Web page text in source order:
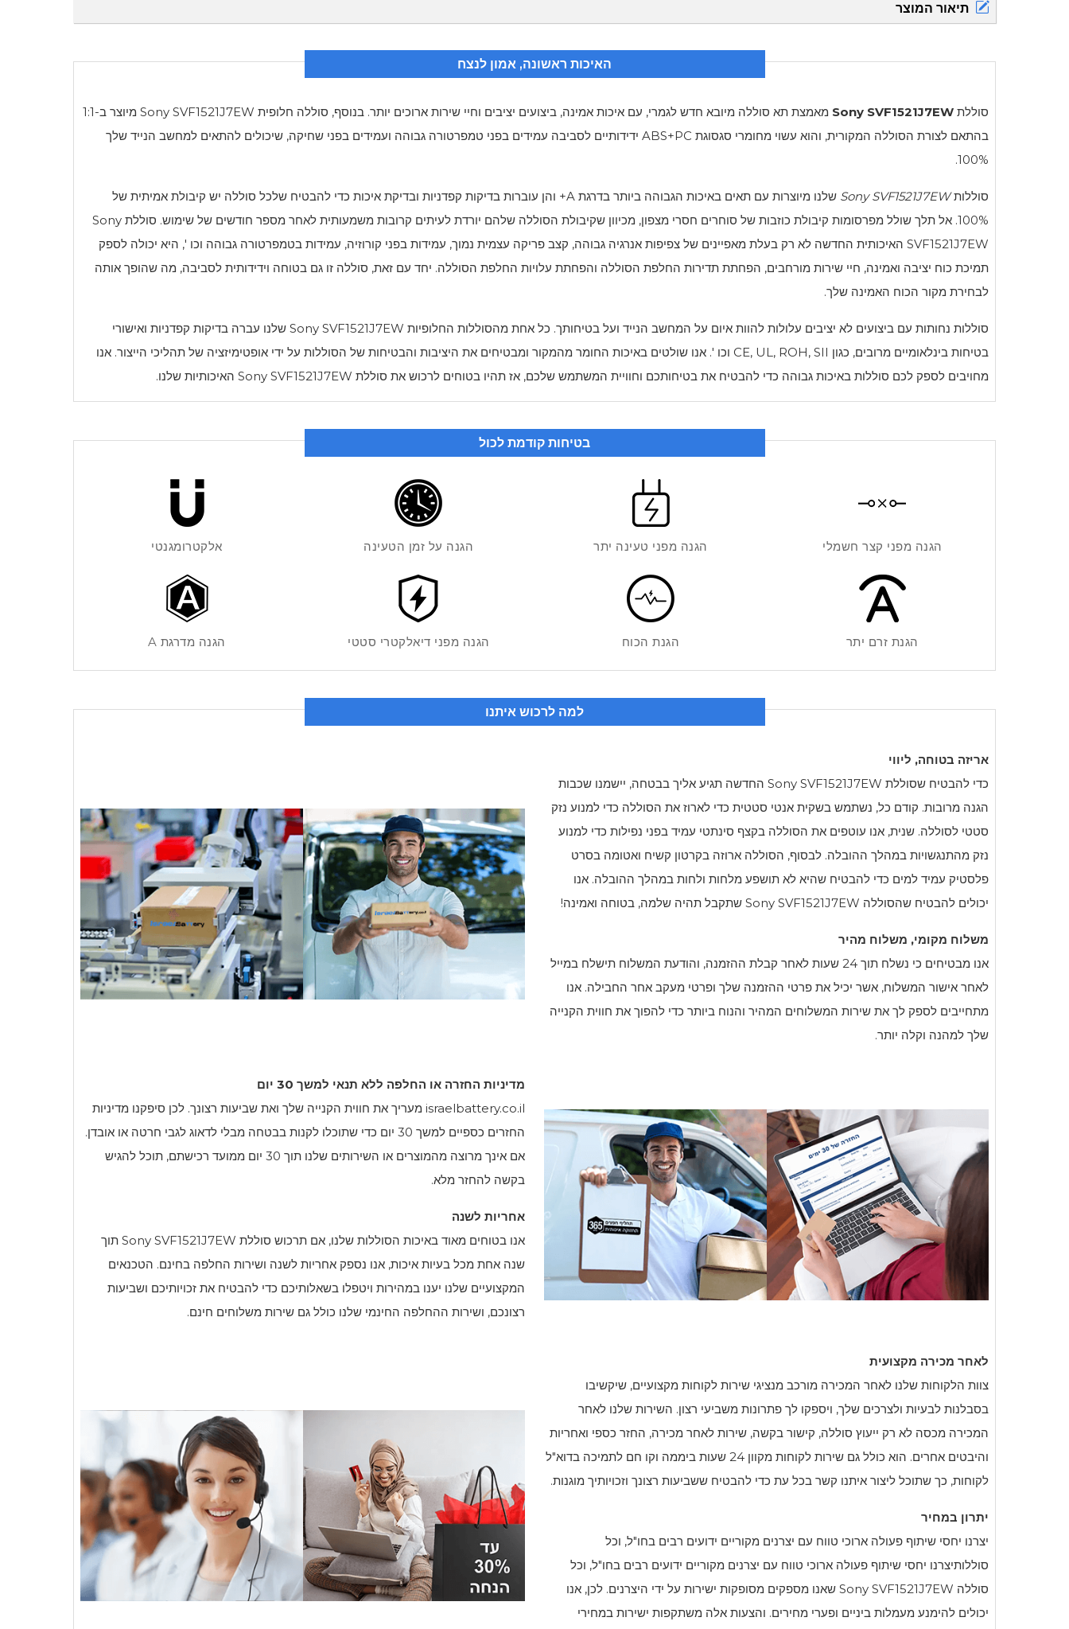
תיאור המוצר
האיכות ראשונה, אמון לנצח
סוללת Sony SVF1521J7EW מאמצת תא סוללה מיובא חדש לגמרי, עם איכות אמינה, ביצועים יציבים וחיי שירות ארוכים יותר. בנוסף, סוללה חלופית Sony SVF1521J7EW
מיוצר ב-1:1
בהתאם לצורת הסוללה המקורית, והוא עשוי מחומרי סגסוגת ABS+PC ידידותיים לסביבה עמידים בפני טמפרטורה גבוהה ועמידים בפני שחיקה, שיכולים להתאים למחשב הנייד שלך
100%.
סוללותSony SVF1521J7EW
שלנו מיוצרות עם תאים באיכות הגבוהה ביותר בדרגת A+ והן עוברות בדיקות קפדניות ובדיקת איכות כדי להבטיח שלכל סוללה יש קיבולת אמיתית של
100%. אל תלך שולל מפרסומות קיבולת כוזבות של סוחרים חסרי מצפון, מכיוון שקיבולת הסוללה שלהם יורדת לעיתים קרובות משמעותית לאחר מספר חודשים של שימוש. סוללת
Sony
SVF1521J7EW האיכותית החדשה לא רק בעלת מאפיינים של צפיפות אנרגיה גבוהה, קצב פריקה עצמית נמוך, עמידות בפני קורוזיה, עמידות בטמפרטורה גבוהה וכו ', היא יכולה לספק
תמיכת כוח יציבה ואמינה, חיי שירות מורחבים, הפחתת תדירות החלפת הסוללה והפחתת עלויות החלפת הסוללה. יחד עם זאת, סוללה זו גם בטוחה וידידותית לסביבה, מה שהופך אותה
לבחירת מקור הכוח האמינה שלך.
סוללות נחותות עם ביצועים לא יציבים עלולות להוות איום על המחשב הנייד ועל בטיחותך. כל אחת מהסוללות החלופיות Sony SVF1521J7EW שלנו עברה בדיקות קפדניות ואישורי
בטיחות בינלאומיים מרובים, כגון CE, UL, ROH, SII וכו '. אנו שולטים באיכות החומר מהמקור ומבטיחים את היציבות והבטיחות של הסוללות על ידי אופטימיזציה של תהליכי הייצור. אנו
מחויבים לספק לכם סוללות באיכות גבוהה כדי להבטיח את בטיחותכם וחוויית המשתמש שלכם, אז תהיו בטוחים לרכוש את סוללת Sony SVF1521J7EW האיכותיות שלנו.
בטיחות קודמת לכול
הגנה מפני קצר חשמלי הגנה מפני טעינה יתר הגנה על זמן הטעינה אלקטרומגנטי
הגנת זרם יתר הגנת הכוח הגנה מפני דיאלקטרי סטטי הגנה מדרגת A
למה לרכוש איתנו
אריזה בטוחה, ליווי
כדי להבטיח שסוללת Sony SVF1521J7EW החדשה תגיע אליך בבטחה, יישמנו שכבות
הגנה מרובות. קודם כל, נשתמש בשקית אנטי סטטית כדי לארוז את הסוללה כדי למנוע נזק
סטטי לסוללה. שנית, אנו עוטפים את הסוללה בקצף סינתטי עמיד בפני נפילות כדי למנוע
נזק מהתנגשויות במהלך ההובלה. לבסוף, הסוללה ארוזה בקרטון קשיח ואטומה בסרט
פלסטיק עמיד למים כדי להבטיח שהיא לא תושפע מלחות ולחות במהלך ההובלה. אנו
יכולים להבטיח שהסוללה Sony SVF1521J7EW שתקבל תהיה שלמה, בטוחה ואמינה!
משלוח מקומי, משלוח מהיר
אנו מבטיחים כי נשלח תוך 24 שעות לאחר קבלת ההזמנה, והודעת המשלוח תישלח במייל
לאחר אישור המשלוח, אשר יכיל את פרטי ההזמנה שלך ופרטי מעקב אחר החבילה. אנו
מתחייבים לספק לך את שירות המשלוחים המהיר והנוח ביותר כדי להפוך את חווית הקנייה
שלך למהנה וקלה יותר.
מדיניות החזרה או החלפה ללא תנאי למשך 30 יום
israelbattery.co.il מעריך את חווית הקנייה שלך ואת שביעות רצונך. לכן סיפקנו מדיניות
החזרים כספיים למשך 30 יום כדי שתוכלו לקנות בבטחה מבלי לדאוג לגבי חרטה או אובדן.
אם אינך מרוצה מהמוצרים או השירותים שלנו תוך 30 יום ממועד רכישתם, תוכל להגיש
בקשה להחזר מלא.
אחריות לשנה
אנו בטוחים מאוד באיכות הסוללות שלנו, אם תרכוש סוללת Sony SVF1521J7EW תוך
שנה אחת מכל בעיות איכות, אנו נספק אחריות לשנה ושירות החלפה בחינם. הטכנאים
המקצועיים שלנו יענו במהירות ויטפלו בשאלותיכם כדי להבטיח את זכויותיכם ושביעות
רצונכם, ושירות ההחלפה החינמי שלנו כולל גם שירות משלוחים חינם.
לאחר מכירה מקצועית
צוות הלקוחות שלנו לאחר המכירה מורכב מנציגי שירות לקוחות מקצועיים, שיקשיבו
בסבלנות לבעיות ולצרכים שלך, ויספקו לך פתרונות משביעי רצון. השירות שלנו לאחר
המכירה מכסה לא רק ייעוץ סוללה, קישור בקשה, שירות לאחר מכירה, החזר כספי ואחריות
והיבטים אחרים. הוא כולל גם שירות לקוחות מקוון 24 שעות ביממה וקו חם לתמיכה בדוא"ל
לקוחות, כך שתוכל ליצור איתנו קשר בכל עת כדי להבטיח ששביעות רצונך וזכויותיך מוגנות.
יתרון במחיר
יצרנו יחסי שיתוף פעולה ארוכי טווח עם יצרנים מקוריים ידועים רבים בחו"ל, וכל
סוללותיצרנו יחסי שיתוף פעולה ארוכי טווח עם יצרנים מקוריים ידועים רבים בחו"ל, וכל
סוללה Sony SVF1521J7EW שאנו מספקים מסופקות ישירות על ידי היצרנים. לכן, אנו
יכולים להימנע מעמלות ביניים ופערי מחירים. והצעות אלה משתקפות ישירות במחירי